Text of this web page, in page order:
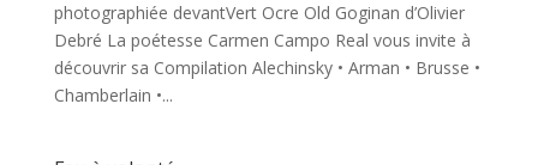
photographiée devantVert Ocre Old Goginan d’Olivier
Debré La poétesse Carmen Campo Real vous invite à
découvrir sa Compilation Alechinsky • Arman • Brusse •
Chamberlain •...